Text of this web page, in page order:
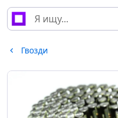
Гвозди